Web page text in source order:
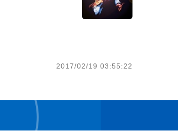
2017/02/19 03:55:22